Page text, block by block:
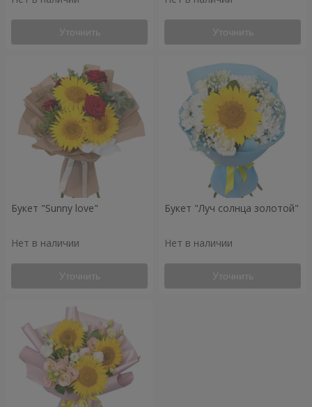
Уточнить Уточнить
Букет "Sunny love"
Нет в наличии
Уточнить
Букет "Луч солнца золотой"
Нет в наличии
Уточнить